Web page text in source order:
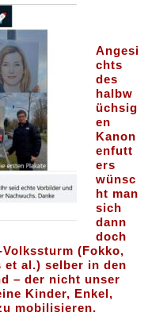
Angesi
chts
des
halbw
üchsig
en
Kanon
enfutt
ers
wünsc
ht man
sich
dann
doch
(Fokko,
al.) selber in den
– der nicht unser
Kinder, Enkel,
mobilisieren.